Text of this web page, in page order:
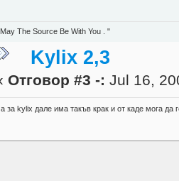
The Source Be With You . "
Kylix 2,3
Отговор #3 -: Jul 16,
а за kylix дале има такъв крак и от каде мога да